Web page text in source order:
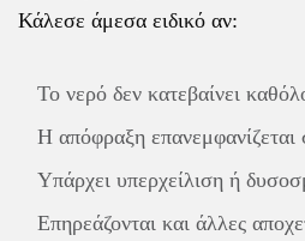
Κάλεσε άμεσα ειδικό αν:
Το νερό δεν κατεβαίνει
Η απόφραξη επανεμφανίζεται
Υπάρχει υπερχείλιση ή
Επηρεάζονται και άλλες